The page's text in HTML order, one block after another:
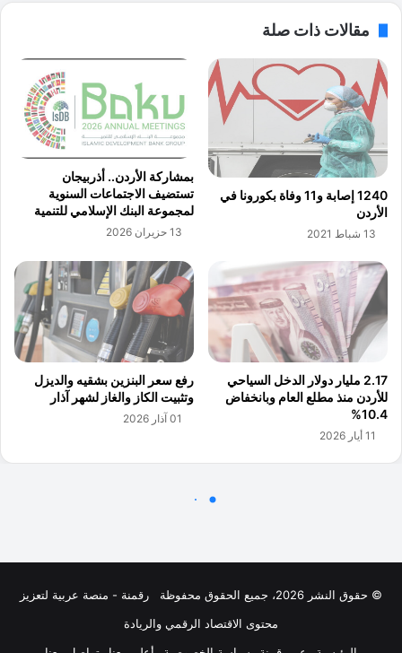
© حقوق النشر 2026، جميع الحقوق محفوظة
رقمنة - منصة عربية لتعزيز
محتوى الاقتصاد الرقمي والريادة